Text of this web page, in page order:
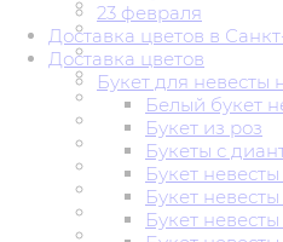
23 февраля
Доставка цветов в
Доставка цветов
Букет для невесты
Белый букет
Букет из роз
Букеты с
Букет
Букет
Букет